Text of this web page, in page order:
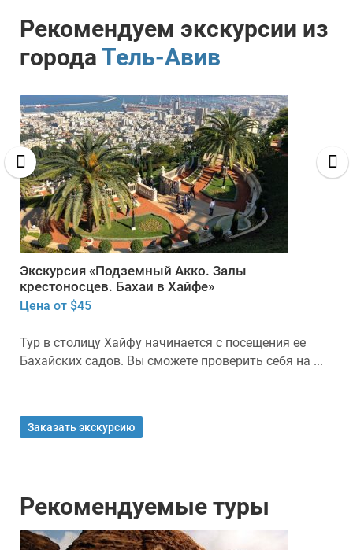
Рекомендуем экскурсии из
города Тель-Авив
Экскурсия «Подземный Акко. Залы
крестоносцев. Бахаи в Хайфе»
Цена от $45
Тур в столицу Хайфу начинается с посещения ее
Бахайских садов. Вы сможете проверить себя на ...
Заказать экскурсию
Рекомендуемые туры